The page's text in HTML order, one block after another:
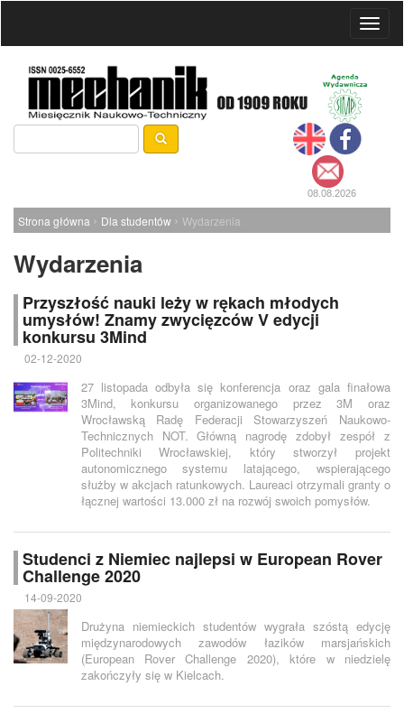
08.08.2026
Strona główna › Dla studentów › Wydarzenia
Wydarzenia
Przyszłość nauki leży w rękach młodych
umysłów! Znamy zwycięzców V edycji
konkursu 3Mind
02-12-2020
27 listopada odbyła się konferencja oraz gala finałowa
3Mind, konkursu organizowanego przez 3M oraz
Wrocławską Radę Federacji Stowarzyszeń Naukowo-
Technicznych NOT. Główną nagrodę zdobył zespół z
Politechniki Wrocławskiej, który stworzył projekt
autonomicznego systemu latającego, wspierającego
służby w akcjach ratunkowych. Laureaci otrzymali granty o
łącznej wartości 13.000 zł na rozwój swoich pomysłów.
Studenci z Niemiec najlepsi w European Rover
Challenge 2020
14-09-2020
Drużyna niemieckich studentów wygrała szóstą edycję
międzynarodowych zawodów łazików marsjańskich
(European Rover Challenge 2020), które w niedzielę
zakończyły się w Kielcach.